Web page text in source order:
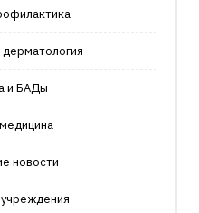
и БАДы
новости